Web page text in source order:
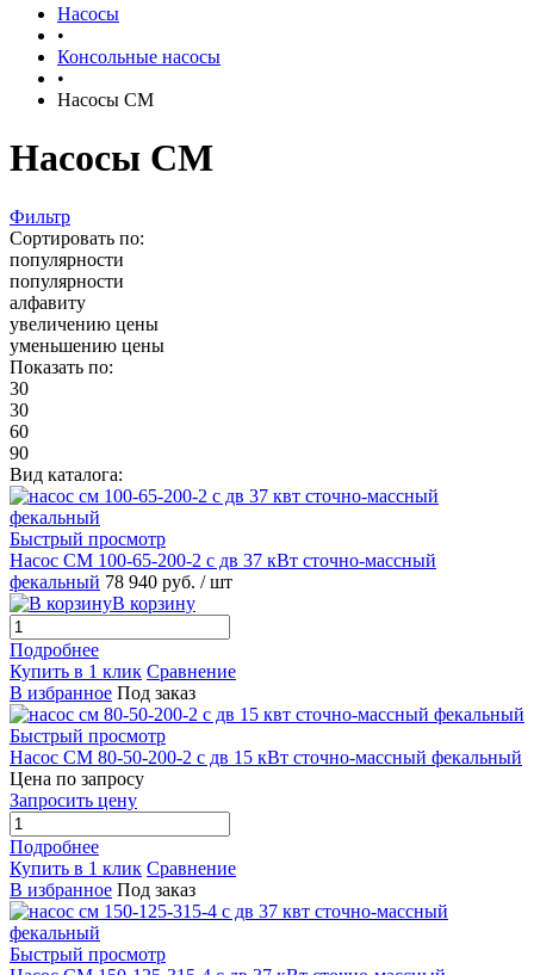
Насосы
•
Консольные насосы
•
Насосы СМ
Насосы СМ
Фильтр
Сортировать по:
популярности
популярности
алфавиту
увеличению цены
уменьшению цены
Показать по:
30
30
60
90
Вид каталога:
Быстрый просмотр
Насос СМ 100-65-200-2 с дв 37 кВт сточно-массный
фекальный 78 940 руб. / шт
В корзину
Подробнее
Купить в 1 клик Сравнение
В избранное Под заказ
Быстрый просмотр
Насос СМ 80-50-200-2 с дв 15 кВт сточно-массный фекальный
Цена по запросу
Запросить цену
Подробнее
Купить в 1 клик Сравнение
В избранное Под заказ
Быстрый просмотр